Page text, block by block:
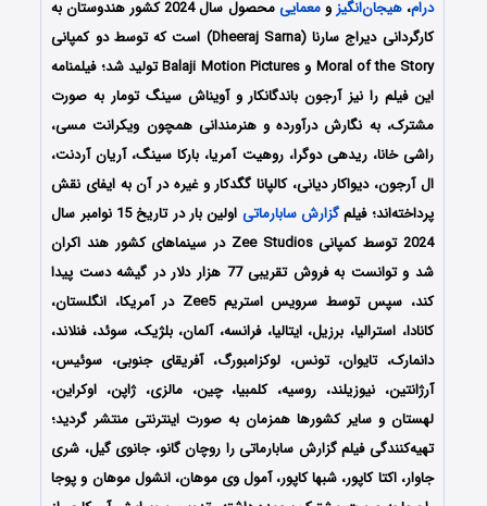
درام،هیجان‌انگیز ومعمایی
محصول سال 2024 کشور هندوستان به
کارگردانی دیراج سارنا (Dheeraj Sarna) است که توسط دو کمپانی‌
Moral of the Story و Balaji Motion Pictures تولید شد؛ فیلمنامه
این فیلم را نیز آرجون باندگانکار و آویناش سینگ تومار به صورت
مشترک، به نگارش درآورده و هنرمندانی همچون ویکرانت مسی،
راشی خانا، ریدهی دوگرا، روهیت آمریا، بارکا سینگ، آریان آردنت،
ال آرجون، دیواکار دیانی، کالپانا گگدکار و غیره در آن به ایفای نقش
پرداخته‌اند؛ فیلمگزارش سابارماتی
اولین بار در تاریخ 15 نوامبر سال
2024 توسط کمپانی‌‌ Zee Studios در سینماهای کشور هند اکران
شد و توانست به فروش تقریبی 77 هزار دلار در گیشه دست پیدا
کند، سپس توسط سرویس استریم Zee5 در آمریکا، انگلستان،
کانادا، استرالیا، برزیل، ایتالیا، فرانسه، آلمان، بلژیک، سوئد، فنلاند،
دانمارک، تایوان، تونس، لوکزامبورگ، آفریقای جنوبی، سوئیس،
آرژانتین، نیوزیلند، روسیه، کلمبیا، چین، مالزی، ژاپن، اوکراین،
لهستان و سایر کشورها همزمان به صورت اینترنتی منتشر گردید؛
تهیه‌کنندگی فیلم گزارش سابارماتی را روچان گانو، جانوی گیل، شری
جاوار، اکتا کاپور، شبها کاپور، آمول وی موهان، انشول موهان و پوجا